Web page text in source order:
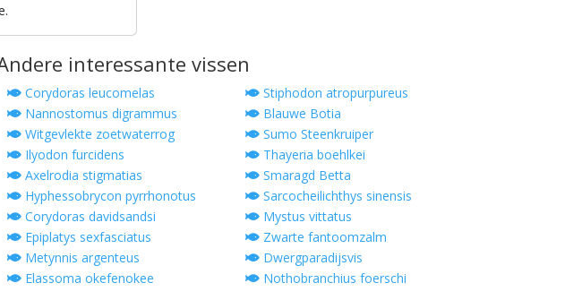
interessante vissen
Corydoras leucomelas
Stiphodon atropurpureus
Nannostomus digrammus
Blauwe Botia
Witgevlekte zoetwaterrog
Sumo Steenkruiper
Ilyodon furcidens
Thayeria boehlkei
Axelrodia stigmatias
Smaragd Betta
Hyphessobrycon pyrrhonotus
Sarcocheilichthys sinensis
Corydoras davidsandsi
Mystus vittatus
Epiplatys sexfasciatus
Zwarte fantoomzalm
Metynnis argenteus
Dwergparadijsvis
Elassoma okefenokee
Nothobranchius foerschi